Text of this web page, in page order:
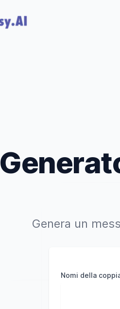
Genera un
Nomi della